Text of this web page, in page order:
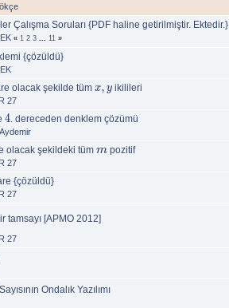
Çalışma Soruları {PDF haline getirilmiştir. Ektedir.}
« 1 2 3 11 »
{çözüldü}
olacak şekilde tüm x,y ikilileri
27
4 . dereceden denklem çözümü
olacak şekildeki tümm pozitif
27
{çözüldü}
27
tamsayı [APMO 2012]
27
Sayısının Ondalık Yazılımı